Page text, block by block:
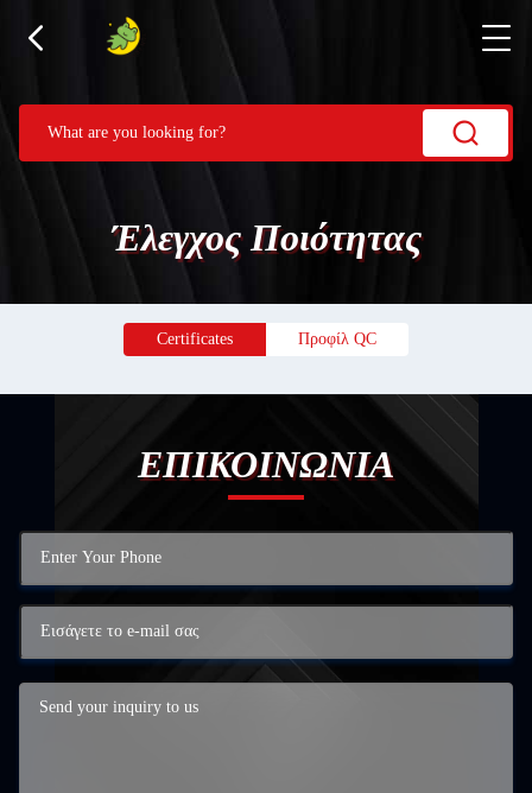
Έλεγχος Ποιότητας
Certificates Προφίλ QC
ΕΠΙΚΟΙΝΩΝΙΑ